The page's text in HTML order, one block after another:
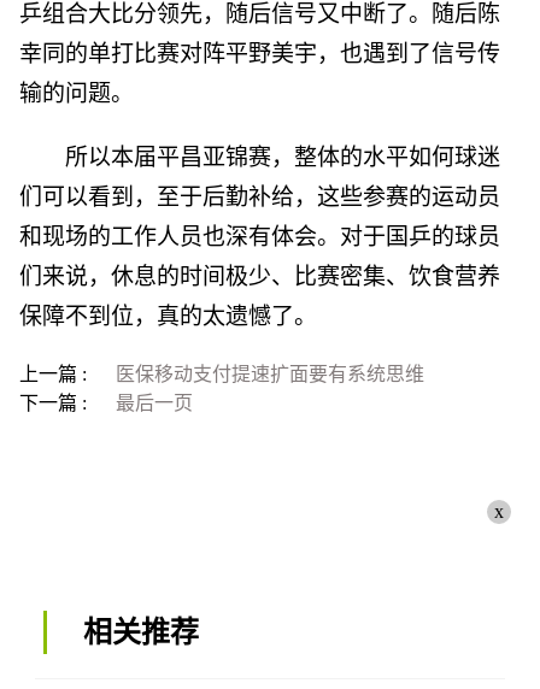
乒组合大比分领先，随后信号又中断了。随后陈
幸同的单打比赛对阵平野美宇，也遇到了信号传
输的问题。
所以本届平昌亚锦赛，整体的水平如何球迷
们可以看到，至于后勤补给，这些参赛的运动员
和现场的工作人员也深有体会。对于国乒的球员
们来说，休息的时间极少、比赛密集、饮食营养
保障不到位，真的太遗憾了。
上一篇 :
医保移动支付提速扩面要有系统思维
下一篇 :
最后一页
x
相关推荐